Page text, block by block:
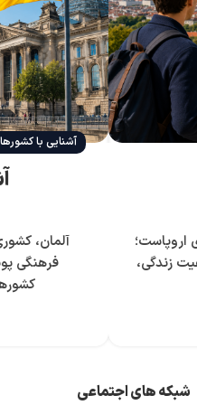
اروپاست؛
زندگی،
آشنایی با کشورها
آلمان،
فرهنگی
شبکه های اجتماعی